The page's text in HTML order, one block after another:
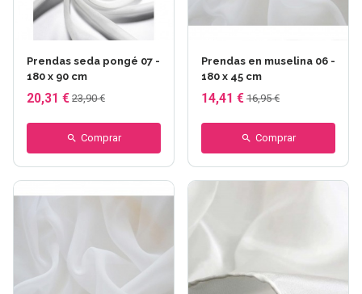
Prendas seda pongé 07 -
180 x 90 cm
20,31 € 23,90 €
Comprar
Prendas en muselina 06 -
180 x 45 cm
14,41 € 16,95 €
Comprar